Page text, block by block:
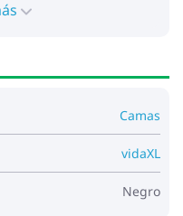
funciona con CC
y puede provocar
potencial de
Camas
vidaXL
Negro